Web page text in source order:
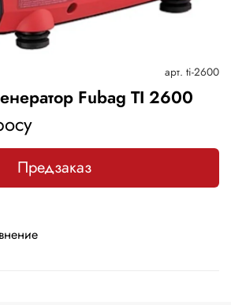
арт. ti-2600
Fubag TI 2600
Предзаказ